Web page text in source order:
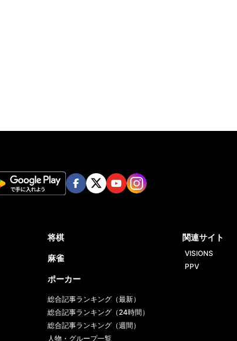
将棋
麻雀
ポーカー
総合記事ランキング（最新）
総合記事ランキング（24時間）
総合記事ランキング（週間）
人物・グループ一覧
関連サイト
VISIONS
PPV